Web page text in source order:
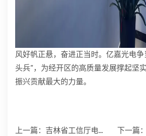
风好帆正悬，奋进正当时。亿嘉光电
头兵”，为经开区的高质量发展撑起坚
振兴贡献最大的力量。
上一篇： 吉林省工信厅电子信息 下一篇：